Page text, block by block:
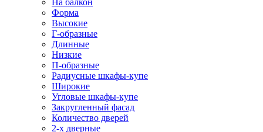
На балкон
Форма
Высокие
Г-образные
Длинные
Низкие
П-образные
Радиусные шкафы-купе
Широкие
Угловые шкафы-купе
Закругленный фасад
Количество дверей
2-х дверные